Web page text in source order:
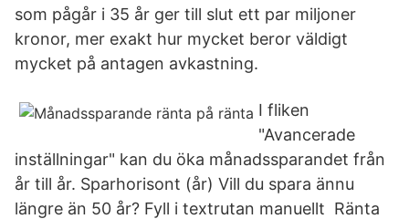
som pågår i 35 år ger till slut ett par miljoner
kronor, mer exakt hur mycket beror väldigt
mycket på antagen avkastning.
I fliken
"Avancerade
inställningar" kan du öka månadssparandet från
år till år. Sparhorisont (år) Vill du spara ännu
längre än 50 år? Fyll i textrutan manuellt Ränta